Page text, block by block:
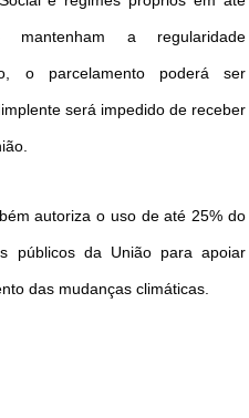
a regularidade
o parcelamento poderá ser
será impedido de receber
autoriza o uso de até 25% do
públicos da União para apoiar
das mudanças climáticas.